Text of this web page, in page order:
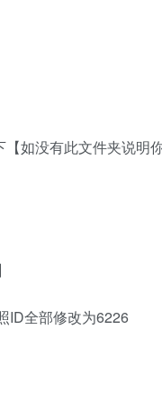
如没有此文件夹说明
ID全部修改为6226